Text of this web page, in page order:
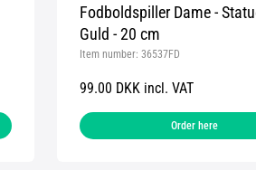
Fodboldspiller Dame -
Guld - 20 cm
Item number: 36537FD
99.00 DKK incl. VAT
Order here